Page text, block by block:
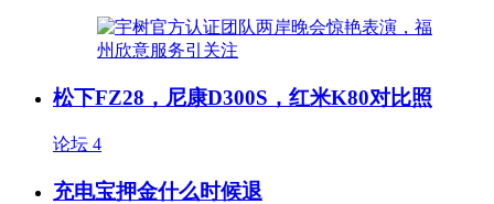
松下FZ28，尼康D300S，红米K80对比照
论坛 4
充电宝押金什么时候退